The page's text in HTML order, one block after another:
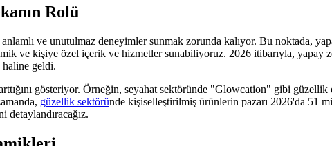
Rolü
ve unutulmaz deneyimler sunmak zorunda kalıyor. Bu noktada,
ve kişiye özel içerik ve hizmetler sunabiliyoruz. 2026 itibarıyla, yapay
geldi.
gösteriyor. Örneğin, seyahat sektöründe "Glowcation" gibi
güzellik sektöründe kişiselleştirilmiş ürünlerin pazarı 2026'da 51
detaylandıracağız.